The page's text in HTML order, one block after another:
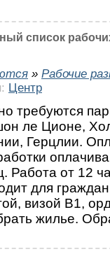
список
» Рабочие
Центр
требуются
ле Ционе,
Герцлии.
Работа от 12
для
визой В1,
жилье.